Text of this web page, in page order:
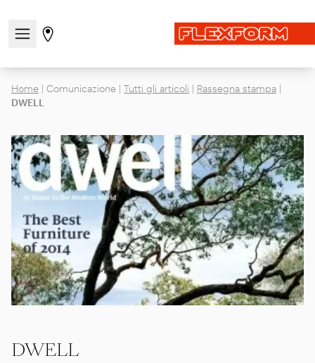
Apri/chiudi il menu di navigazione
Vai alla pagina degli stores
Home | Comunicazione | Tutti gli articoli | Rassegna stampa |
DWELL
DWELL